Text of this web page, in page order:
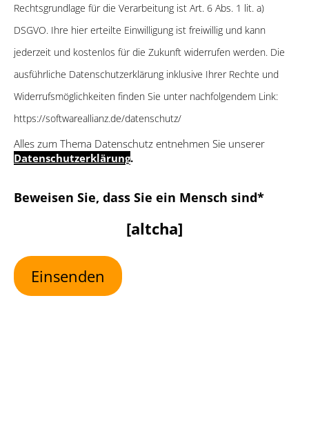
Rechtsgrundlage für die Verarbeitung ist Art. 6 Abs. 1 lit. a)
DSGVO. Ihre hier erteilte Einwilligung ist freiwillig und kann
jederzeit und kostenlos für die Zukunft widerrufen werden. Die
ausführliche Datenschutzerklärung inklusive Ihrer Rechte und
Widerrufsmöglichkeiten finden Sie unter nachfolgendem Link:
https://softwareallianz.de/datenschutz/
Alles zum Thema Datenschutz entnehmen Sie unserer
Datenschutzerklärung.
Bitte lasse dieses Feld
Beweisen Sie, dass Sie ein Mensch sind*
[altcha]